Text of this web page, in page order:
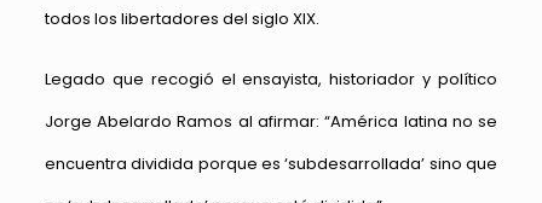
todos los libertadores del siglo XIX.
Legado que recogió el ensayista, historiador y político
Jorge Abelardo Ramos al afirmar: “América latina no se
encuentra dividida porque es ‘subdesarrollada’ sino que